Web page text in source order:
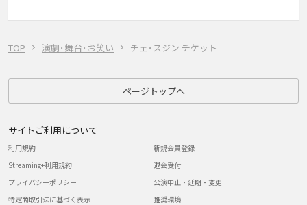
TOP 演劇･舞台･お笑い チェ･スジン チケット
ページトップへ
サイトご利用について
利用規約
Streaming+利用規約
プライバシーポリシー
特定商取引法に基づく表示
新規会員登録
退会受付
公演中止・延期・変更
推奨環境